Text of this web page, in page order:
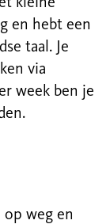
kleine
en hebt een
taal. Je
via
week ben je
op weg en